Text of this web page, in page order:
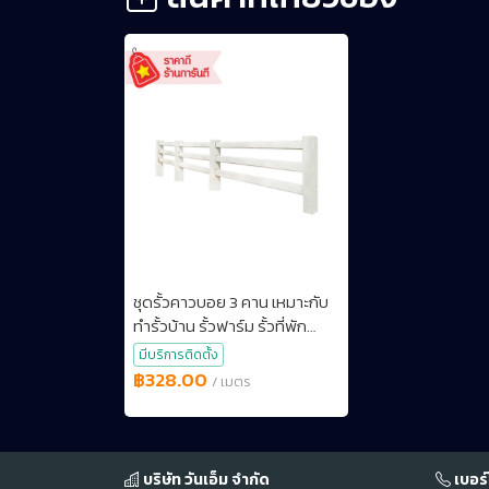
ชุดรั้วคาวบอย 3 คาน เหมาะกับ
ทำรั้วบ้าน รั้วฟาร์ม รั้วที่พัก
รีสอร์ท สไตล์คลาสสิก แข็งแรง
เสริมให้ทิวทัศน์สวยงาม แบบ 3
แล้ว) ระยะรั้วยาว 2.5 เมตร/ช่อง
มีบริการติดตั้ง
฿328.00 / เมตร
บริษัท วันเอ็ม จำกัด เบอ